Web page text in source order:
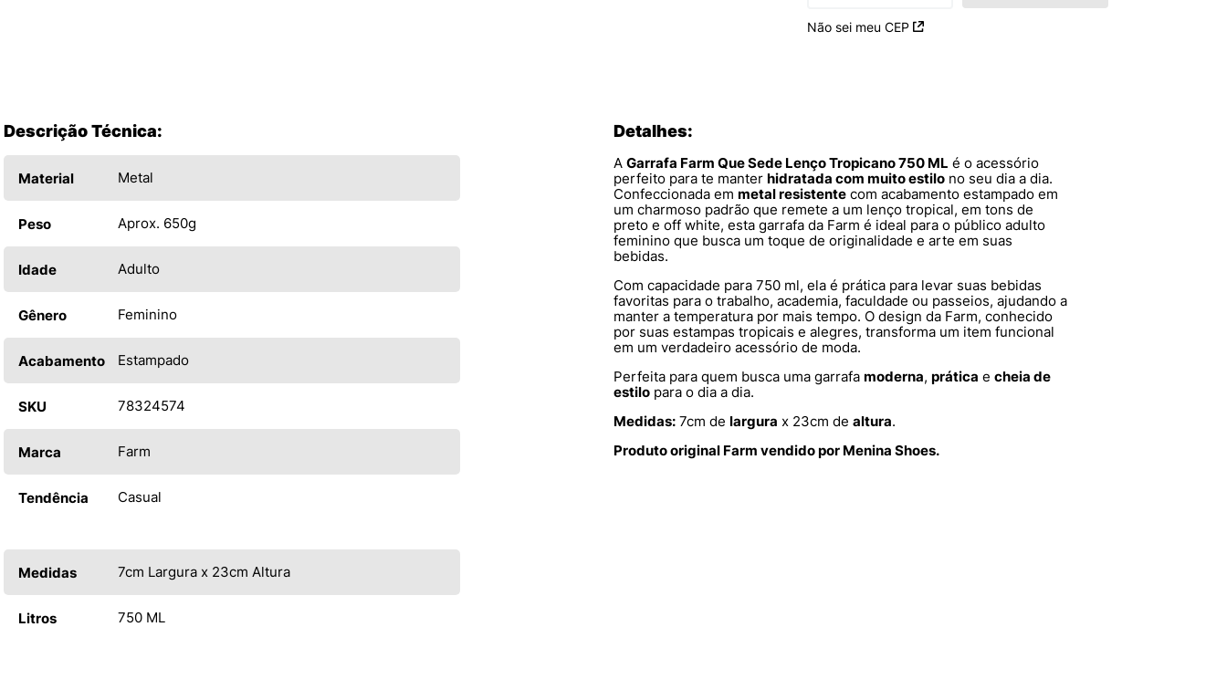
Não sei meu CEP
Descrição Técnica:
Material Metal
Peso Aprox. 650g
Idade Adulto
Gênero Feminino
Acabamento Estampado
SKU 78324574
Marca Farm
Tendência Casual
Medidas 7cm Largura x 23cm Altura
Litros 750 ML
Detalhes:
A Garrafa Farm Que Sede Lenço Tropicano 750 ML é o acessório
perfeito para te manter hidratada com muito estilo no seu dia a dia.
Confeccionada em metal resistente com acabamento estampado em
um charmoso padrão que remete a um lenço tropical, em tons de
preto e off white, esta garrafa da Farm é ideal para o público adulto
feminino que busca um toque de originalidade e arte em suas
bebidas.
Com capacidade para 750 ml, ela é prática para levar suas bebidas
favoritas para o trabalho, academia, faculdade ou passeios, ajudando a
manter a temperatura por mais tempo. O design da Farm, conhecido
por suas estampas tropicais e alegres, transforma um item funcional
em um verdadeiro acessório de moda.
Perfeita para quem busca uma garrafa moderna, prática e cheia de
estilo para o dia a dia.
Medidas: 7cm de largura x 23cm de altura.
Produto original Farm vendido por Menina Shoes.